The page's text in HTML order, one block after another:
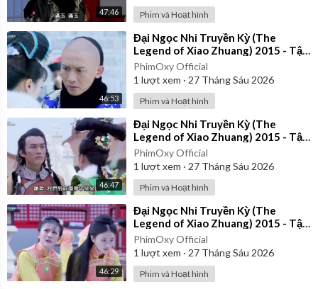
47:46 Phim và Hoạt hình
46:53
⁣Đại Ngọc Nhi Truyền Kỳ (The
Legend of Xiao Zhuang) 2015 - Tập
22 | Lồng Tiếng
PhimOxy Official
1 lượt xem · 27 Tháng Sáu 2026
Phim và Hoạt hình
46:47
⁣Đại Ngọc Nhi Truyền Kỳ (The
Legend of Xiao Zhuang) 2015 - Tập
27 | Lồng Tiếng
PhimOxy Official
1 lượt xem · 27 Tháng Sáu 2026
Phim và Hoạt hình
46:29
⁣Đại Ngọc Nhi Truyền Kỳ (The
Legend of Xiao Zhuang) 2015 - Tập
30 | Lồng Tiếng
PhimOxy Official
1 lượt xem · 27 Tháng Sáu 2026
Phim và Hoạt hình